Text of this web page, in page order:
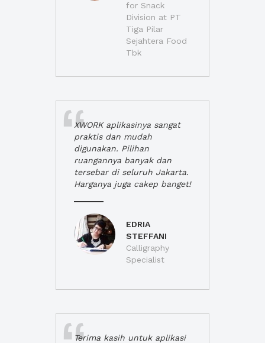
for Snack
Division at PT
Tiga Pilar
Sejahtera Food
Tbk
XWORK aplikasinya sangat
praktis dan mudah
digunakan. Pilihan
ruangannya banyak dan
tersebar di seluruh Jakarta.
Harganya juga cakep banget!
EDRIA
STEFFANI
Calligraphy
Specialist
Terima kasih untuk aplikasi